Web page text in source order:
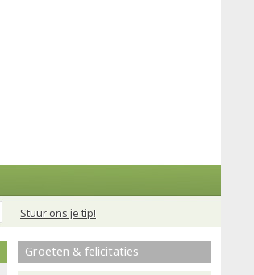
Stuur ons je tip!
Groeten & felicitaties